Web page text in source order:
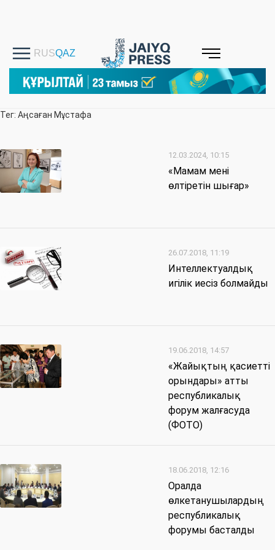
Тег: Аңсаған Мұстафа
12.03.2024, 10:15
«Мамам мені
өлтіретін шығар»
26.07.2018, 11:19
Интеллектуалдық
игілік иесіз болмайды
19.06.2018, 14:57
«Жайықтың қасиетті
орындары» атты
республикалық
форум жалғасуда
(ФОТО)
18.06.2018, 12:16
Оралда
өлкетанушылардың
республикалық
форумы басталды